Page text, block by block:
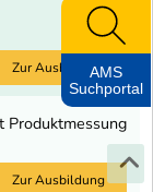
Zur Ausbildung
Produktmessung
Zur Ausbildung
AMS
Suchportal